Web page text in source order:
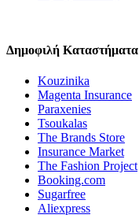
Δημοφιλή Καταστήματα
Kouzinika
Magenta Insurance
Paraxenies
Tsoukalas
The Brands Store
Insurance Market
The Fashion Project
Booking.com
Sugarfree
Aliexpress